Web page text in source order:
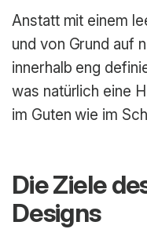
Anstatt mit einem
und von Grund auf
innerhalb eng
was natürlich eine
im Guten wie im
Die Ziele
Designs